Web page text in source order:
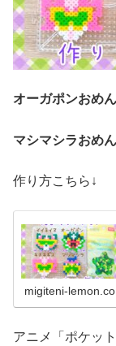
オーガポンおめん
マシマシラおめん
作り方こちら↓
migiteni-
アニメ「ポケッ